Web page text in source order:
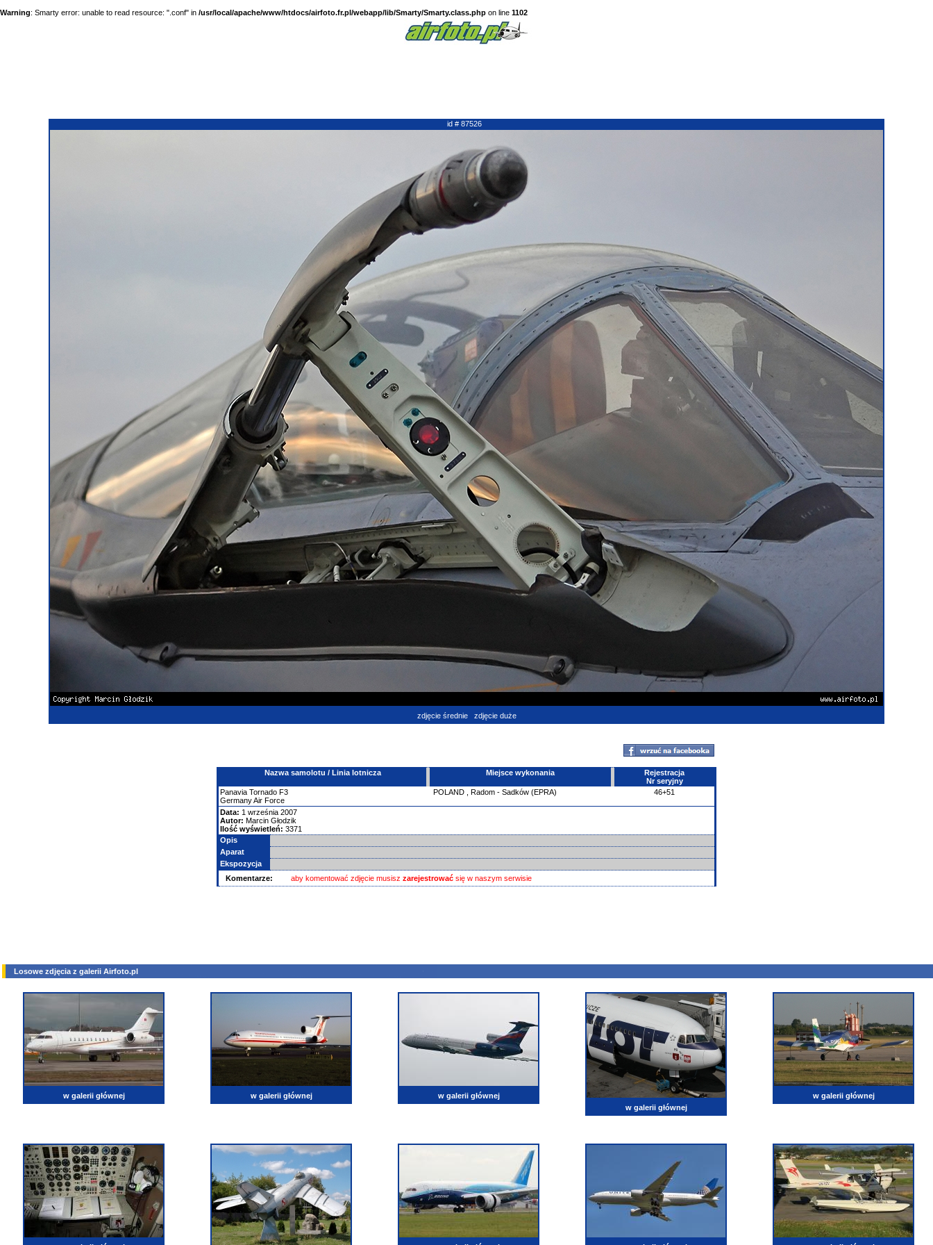
Warning: Smarty error: unable to read resource: ".conf" in /usr/local/apache/www/htdocs/airfoto.fr.pl/webapp/lib/Smarty/Smarty.class.php on line 1102
id # 87526
zdjęcie średnie zdjęcie duże
Nazwa samolotu / Linia lotnicza Miejsce wykonania
Rejestracja
Nr seryjny
Panavia Tornado F3
Germany Air Force
POLAND Radom - Sadków (EPRA) 46+51
Data: 1 września 2007
Autor: Marcin Głodzik
Ilość wyświetleń: 3371
Opis
Aparat
Ekspozycja
Komentarze:
aby komentować zdjęcie musisz zarejestrować się w naszym serwisie
Losowe zdjęcia z galerii Airfoto.pl
w galerii głównej w galerii głównej
w galerii głównej
w galerii głównej
w galerii głównej